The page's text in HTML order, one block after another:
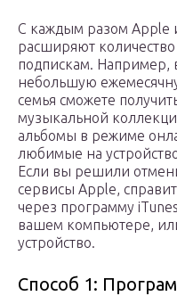
С каждым разом Apple
расширяют
подпискам. Например,
небольшую
семья сможете
музыкальной
альбомы в режиме
любимые на
Если вы решили
сервисы Apple,
через программу
вашем компьютере,
устройство.
Способ 1: